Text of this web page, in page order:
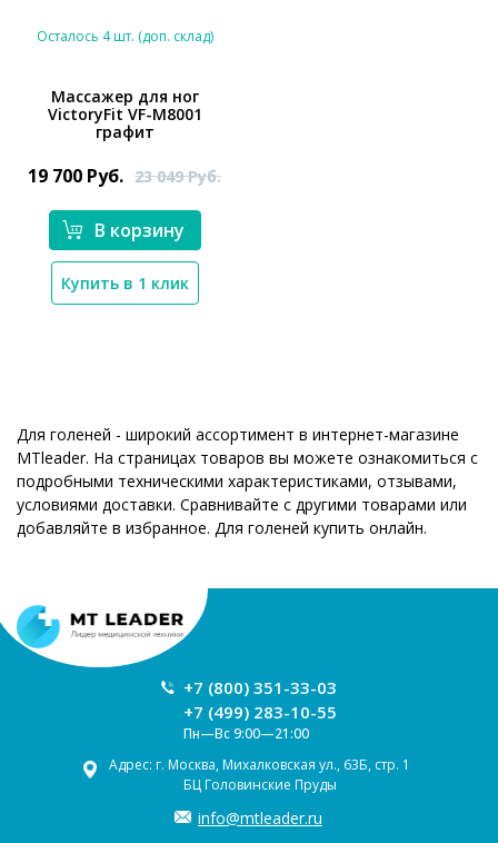
*}
Осталось 4 шт. (доп. склад)
Массажер для ног
VictoryFit VF-M8001
графит
19 700 Руб. 23 049Руб.
В корзину
Купить в 1 клик
Для голеней - широкий ассортимент в интернет-магазине
MTleader. На страницах товаров вы можете ознакомиться с
подробными техническими характеристиками, отзывами,
условиями доставки. Сравнивайте с другими товарами или
добавляйте в избранное. Для голеней купить онлайн.
+7 (800) 351-33-03
+7 (499) 283-10-55
Пн—Вс 9:00—21:00
Адрес: г. Москва, Михалковская ул., 63Б, стр. 1
БЦ Головинские Пруды
info@mtleader.ru